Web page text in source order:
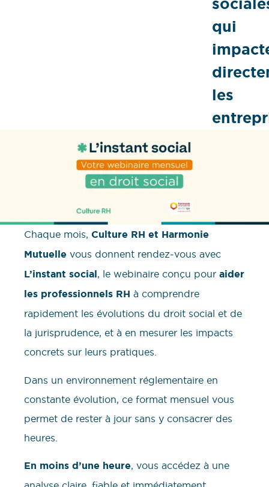
qui
les
Chaque mois, Culture RH et Harmonie
Mutuelle vous donnent rendez-vous avec
L’instant social, le webinaire conçu pour aider
les professionnels RH à comprendre
rapidement les évolutions du droit social et de
la jurisprudence, et à en mesurer les impacts
concrets sur leurs pratiques.
Dans un environnement réglementaire en
constante évolution, ce format mensuel vous
permet de rester à jour sans y consacrer des
heures.
En moins d’une heure, vous accédez à une